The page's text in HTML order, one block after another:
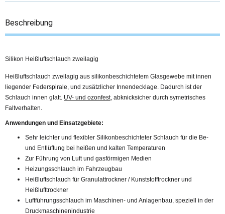
Beschreibung
Silikon Heißluftschlauch zweilagig
Heißluftschlauch zweilagig aus silikonbeschichtetem Glasgewebe mit innen
liegender Federspirale, und zusätzlicher Innendecklage. Dadurch ist der
Schlauch innen glatt. UV- und ozonfest, abknicksicher durch symetrisches
Faltverhalten.
Anwendungen und Einsatzgebiete:
Sehr leichter und flexibler Silikonbeschichteter Schlauch für die Be-
und Entlüftung bei heißen und kalten Temperaturen
Zur Führung von Luft und gasförmigen Medien
Heizungsschlauch im Fahrzeugbau
Heißluftschlauch für Granulattrockner / Kunststofftrockner und
Heißlufttrockner
Luftführungsschlauch im Maschinen- und Anlagenbau, speziell in der
Druckmaschinenindustrie